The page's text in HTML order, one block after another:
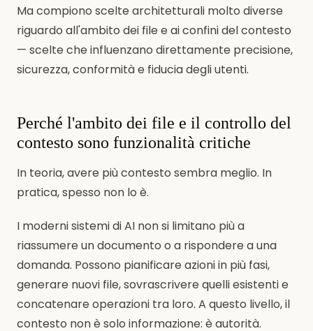
Ma compiono scelte architetturali molto diverse
riguardo all'ambito dei file e ai confini del contesto
— scelte che influenzano direttamente precisione,
sicurezza, conformità e fiducia degli utenti.
Perché l'ambito dei file e il controllo del
contesto sono funzionalità critiche
In teoria, avere più contesto sembra meglio. In
pratica, spesso non lo è.
I moderni sistemi di AI non si limitano più a
riassumere un documento o a rispondere a una
domanda. Possono pianificare azioni in più fasi,
generare nuovi file, sovrascrivere quelli esistenti e
concatenare operazioni tra loro. A questo livello, il
contesto non è solo informazione: è autorità.